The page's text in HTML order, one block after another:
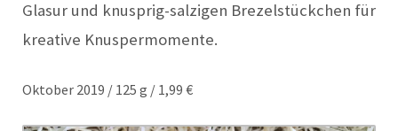
Glasur und knusprig-salzigen Brezelstückchen für
kreative Knuspermomente.
Oktober 2019 / 125 g / 1,99 €